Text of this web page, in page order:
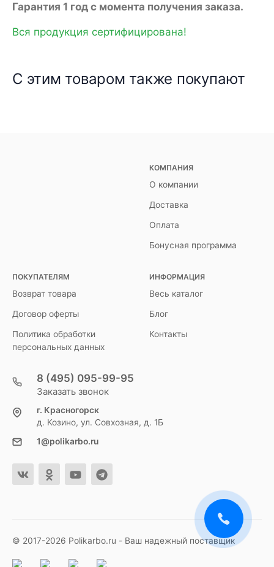
Гарантия 1 год с момента получения заказа.
Вся продукция сертифицирована!
С этим товаром также покупают
КОМПАНИЯ
О компании
Доставка
Оплата
Бонусная программа
ПОКУПАТЕЛЯМ
Возврат товара
Договор оферты
Политика обработки
персональных данных
ИНФОРМАЦИЯ
Весь каталог
Блог
Контакты
8 (495) 095-99-95
Заказать звонок
г. Красногорск
д. Козино, ул. Совхозная, д. 1Б
1@polikarbo.ru
© 2017-2026 Polikarbo.ru - Ваш надежный поставщик